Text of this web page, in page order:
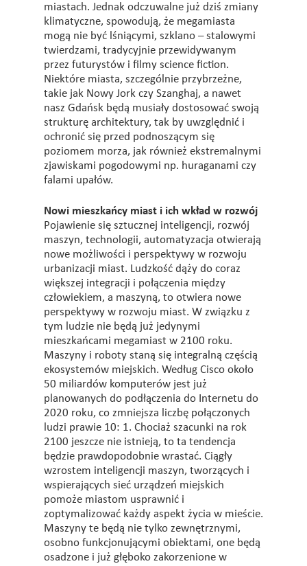
miastach. Jednak odczuwalne już dziś zmiany
klimatyczne, spowodują, że megamiasta
mogą nie być lśniącymi, szklano – stalowymi
twierdzami, tradycyjnie przewidywanym
przez futurystów i filmy science fiction.
Niektóre miasta, szczególnie przybrzeżne,
takie jak Nowy Jork czy Szanghaj, a nawet
nasz Gdańsk będą musiały dostosować swoją
strukturę architektury, tak by uwzględnić i
ochronić się przed podnoszącym się
poziomem morza, jak również ekstremalnymi
zjawiskami pogodowymi np. huraganami czy
falami upałów.
Nowi mieszkańcy miast i ich wkład w rozwój
Pojawienie się sztucznej inteligencji, rozwój
maszyn, technologii, automatyzacja otwierają
nowe możliwości i perspektywy w rozwoju
urbanizacji miast. Ludzkość dąży do coraz
większej integracji i połączenia między
człowiekiem, a maszyną, to otwiera nowe
perspektywy w rozwoju miast. W związku z
tym ludzie nie będą już jedynymi
mieszkańcami megamiast w 2100 roku.
Maszyny i roboty staną się integralną częścią
ekosystemów miejskich. Według Cisco około
50 miliardów komputerów jest już
planowanych do podłączenia do Internetu do
2020 roku, co zmniejsza liczbę połączonych
ludzi prawie 10: 1. Chociaż szacunki na rok
2100 jeszcze nie istnieją, to ta tendencja
będzie prawdopodobnie wrastać. Ciągły
wzrostem inteligencji maszyn, tworzących i
wspierających sieć urządzeń miejskich
pomoże miastom usprawnić i
zoptymalizować każdy aspekt życia w mieście.
Maszyny te będą nie tylko zewnętrznymi,
osobno funkcjonującymi obiektami, one będą
osadzone i już głęboko zakorzenione w